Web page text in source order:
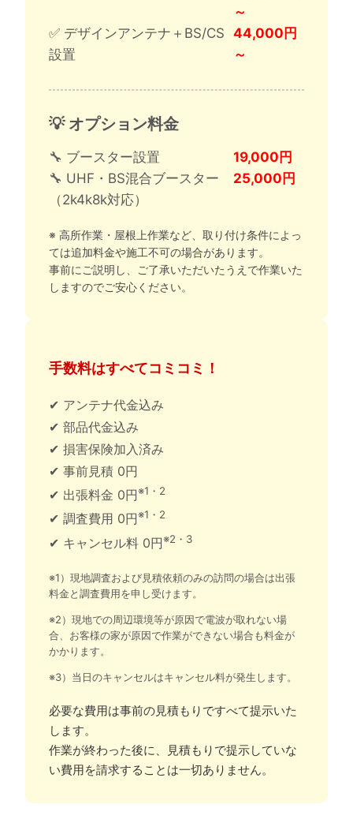
～
✅ デザインアンテナ＋BS/CS
設置
44,000円
～
💡 オプション料金
🔧 ブースター設置
19,000円
🔧 UHF・BS混合ブースター
（2k4k8k対応）
25,000円
※ 高所作業・屋根上作業など、取り付け条件によっ
ては追加料金や施工不可の場合があります。
事前にご説明し、ご了承いただいたうえで作業いた
しますのでご安心ください。
手数料はすべてコミコミ！
✔ アンテナ代金込み
✔ 部品代金込み
✔ 損害保険加入済み
✔ 事前見積 0円
✔ 出張料金 0円※1・2
✔ 調査費用 0円※1・2
✔ キャンセル料 0円※2・3
※1）現地調査および見積依頼のみの訪問の場合は出張
料金と調査費用を申し受けます。
※2）現地での周辺環境等が原因で電波が取れない場
合、お客様の家が原因で作業ができない場合も料金が
かかります。
※3）当日のキャンセルはキャンセル料が発生します。
必要な費用は事前の見積もりですべて提示いた
します。
作業が終わった後に、見積もりで提示していな
い費用を請求することは一切ありません。